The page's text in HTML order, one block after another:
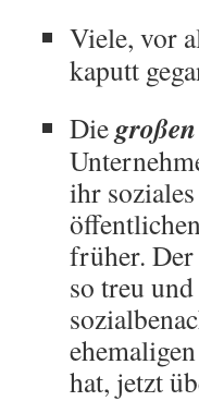
Viele, vor
kaputt
Die
ihr
früher. Der
so treu
hat, jetzt